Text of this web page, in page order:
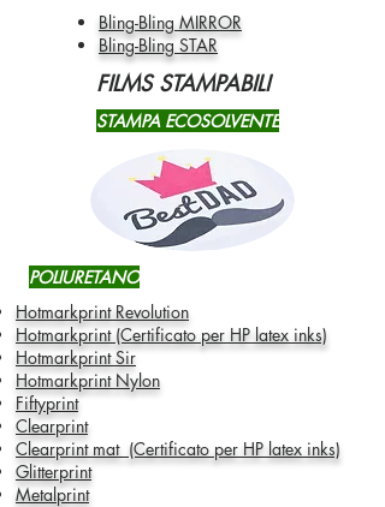
Bling-Bling MIRROR
Bling-Bling STAR
FILMS STAMPABILI
STAMPA ECOSOLVENTE
POLIURETANO
Hotmarkprint Revolution
Hotmarkprint (Certificato per HP latex inks)
Hotmarkprint Sir
Hotmarkprint Nylon
Fiftyprint
Clearprint
Clearprint mat (Certificato per HP latex inks)
Glitterprint
Metalprint